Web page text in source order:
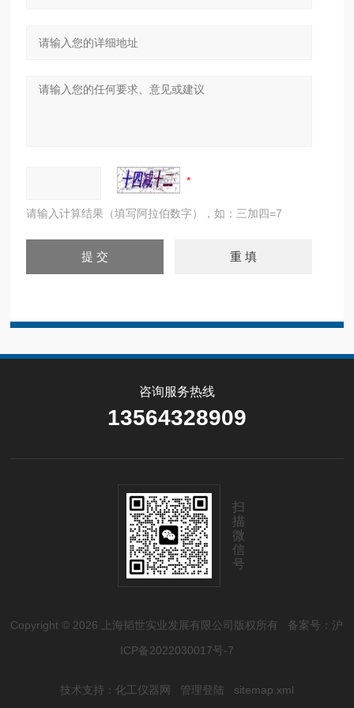
请输入计算结果（填写阿拉伯数字），如：三加四=7
咨询服务热线
13564328909
扫
描
微
信
号
Copyright © 2026 上海韬世实业发展有限公司版权所有 备案号：沪
ICP备2022030017号-7
技术支持： 化工仪器网 管理登陆 sitemap.xml